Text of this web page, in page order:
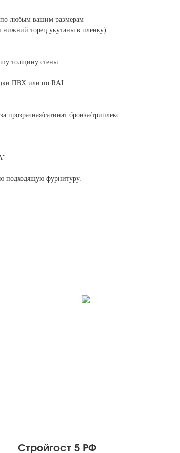
по любым вашим размерам
нижний торец укутаны в пленку)
толщину стены.
ПВХ или по RAL.
прозрачная/сатинат бронза/триплекс
подходящую фурнитуру.
Стройгост 5 РФ